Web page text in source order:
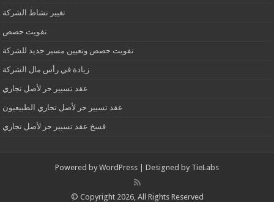
تغيير نشاط الشركة
تفويت حصص
تفويت حصص وتعيين مسير جديد للشركة
زيادة في رأس مال الشركة
عقد تسيير حر لأصل تجاري
عقد تسيير حر لأصل تجاري الطبيعيون
فسخ عقد تسيير حر لأصل تجاري
Powered by WordPress | Designed by TieLabs
© Copyright 2026, All Rights Reserved